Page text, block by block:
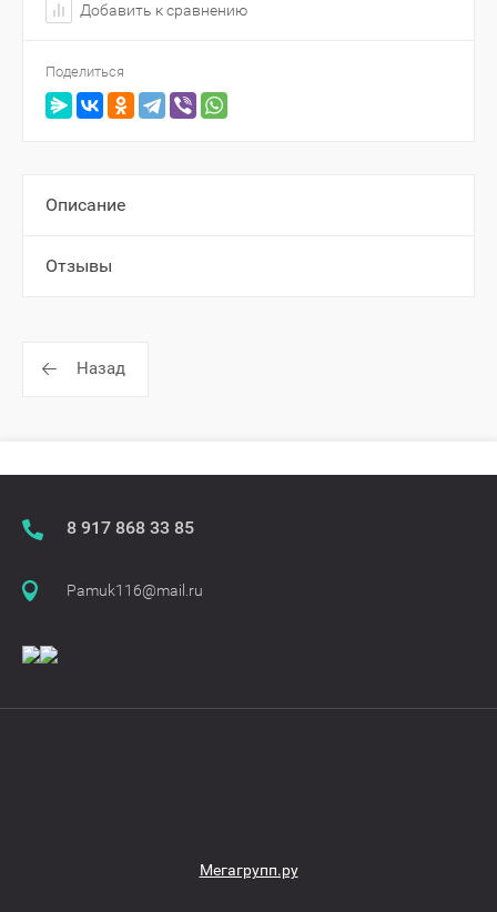
Добавить к сравнению
Поделиться
Описание
Отзывы
Назад
​​​​​​​8 917 868 33 85
Pamuk116@mail.ru
Мегагрупп.ру